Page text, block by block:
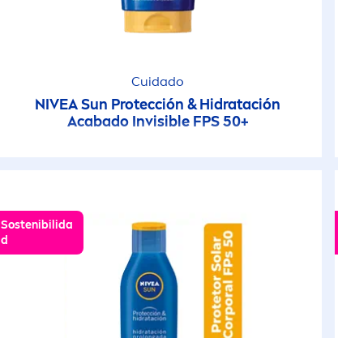
Cuidado
NIVEA Sun Protección & Hidratación
Acabado Invisible FPS 50+
Sostenibilida
d